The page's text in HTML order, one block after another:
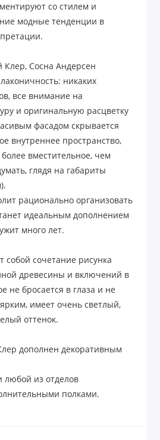
со стилем и
модные тенденции в
Сосна Андерсен
никаких
все внимание на
и оригинальную расцветку
фасадом скрывается
внутреннее пространство,
вместительное, чем
глядя на габариты
рационально организовать
идеальным дополнением
много лет.
собой сочетание рисунка
древесины и включений в
не бросается в глаза и не
имеет очень светлый,
оттенок.
дополнен декоративным
любой из отделов
полками.